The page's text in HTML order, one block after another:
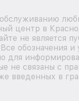
центр в
не является
обозначения
для
не связаны с
введенных в